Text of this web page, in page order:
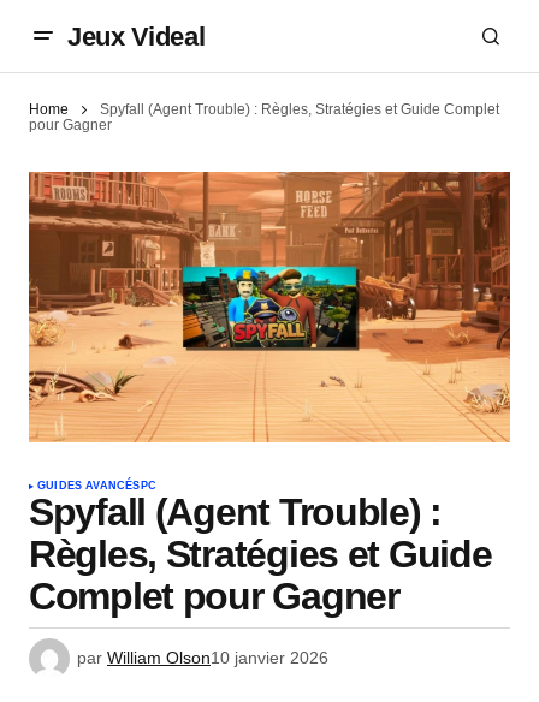
Jeux Videal
Home
Spyfall (Agent Trouble) : Règles, Stratégies et Guide Complet
pour Gagner
GUIDES AVANCÉS PC
Spyfall (Agent Trouble) :
Règles, Stratégies et Guide
Complet pour Gagner
par William Olson10 janvier 2026